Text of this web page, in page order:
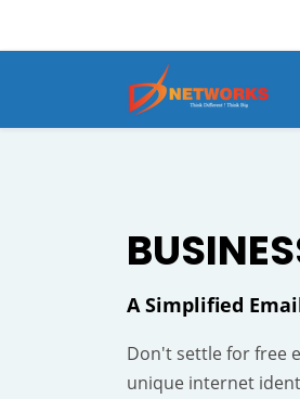
A Simplified
Don't settle for free
unique internet